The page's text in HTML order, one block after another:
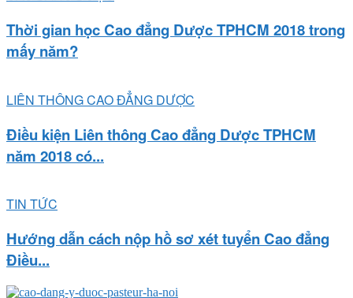
Thời gian học Cao đẳng Dược TPHCM 2018 trong
mấy năm?
LIÊN THÔNG CAO ĐẲNG DƯỢC
Điều kiện Liên thông Cao đẳng Dược TPHCM
năm 2018 có...
TIN TỨC
Hướng dẫn cách nộp hồ sơ xét tuyển Cao đẳng
Điều...